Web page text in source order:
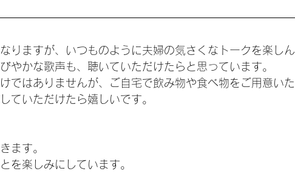
なりますが、いつものように夫婦の気さくなトークを楽しん
やかな歌声も、聴いていただけたらと思っています。
ではありませんが、ご自宅で飲み物や食べ物をご用意いた
ていただけたら嬉しいです。
ます。
を楽しみにしています。